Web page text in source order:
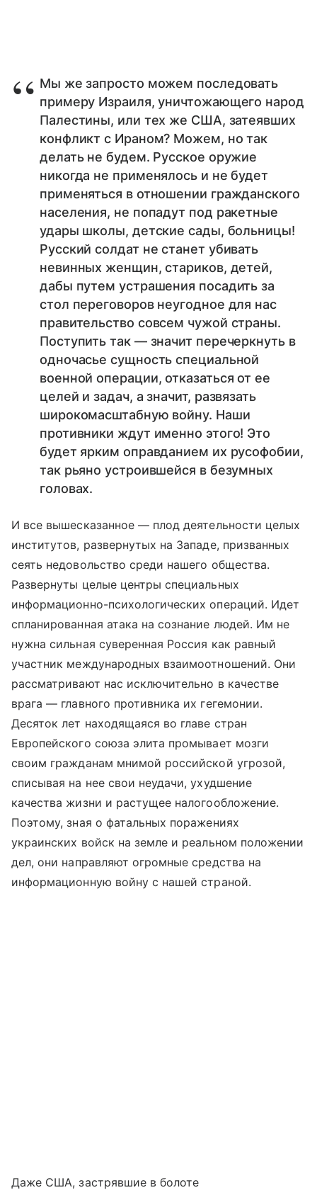
Мы же запросто можем последовать
примеру Израиля, уничтожающего народ
Палестины, или тех же США, затеявших
конфликт с Ираном? Можем, но так
делать не будем. Русское оружие
никогда не применялось и не будет
применяться в отношении гражданского
населения, не попадут под ракетные
удары школы, детские сады, больницы!
Русский солдат не станет убивать
невинных женщин, стариков, детей,
дабы путем устрашения посадить за
стол переговоров неугодное для нас
правительство совсем чужой страны.
Поступить так — значит перечеркнуть в
одночасье сущность специальной
военной операции, отказаться от ее
целей и задач, а значит, развязать
широкомасштабную войну. Наши
противники ждут именно этого! Это
будет ярким оправданием их русофобии,
так рьяно устроившейся в безумных
головах.
И все вышесказанное — плод деятельности целых
институтов, развернутых на Западе, призванных
сеять недовольство среди нашего общества.
Развернуты целые центры специальных
информационно-психологических операций. Идет
спланированная атака на сознание людей. Им не
нужна сильная суверенная Россия как равный
участник международных взаимоотношений. Они
рассматривают нас исключительно в качестве
врага — главного противника их гегемонии.
Десяток лет находящаяся во главе стран
Европейского союза элита промывает мозги
своим гражданам мнимой российской угрозой,
списывая на нее свои неудачи, ухудшение
качества жизни и растущее налогообложение.
Поэтому, зная о фатальных поражениях
украинских войск на земле и реальном положении
дел, они направляют огромные средства на
информационную войну с нашей страной.
Даже США, застрявшие в болоте